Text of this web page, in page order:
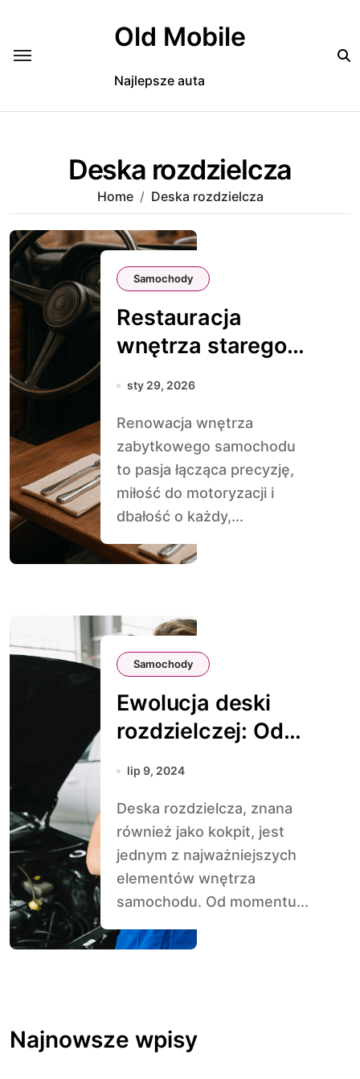
Old Mobile
Najlepsze auta
Deska rozdzielcza
Home Deska rozdzielcza
Samochody
Restauracja
wnętrza starego
samochodu – od
rozdzielczą
sty 29, 2026
Renowacja wnętrza
zabytkowego samochodu
to pasja łącząca precyzję,
miłość do motoryzacji i
dbałość o każdy,...
Samochody
Ewolucja deski
rozdzielczej: Od
analogowych
cyfrowych
ekranów
lip 9, 2024
Deska rozdzielcza, znana
również jako kokpit, jest
jednym z najważniejszych
elementów wnętrza
samochodu. Od momentu...
Najnowsze wpisy